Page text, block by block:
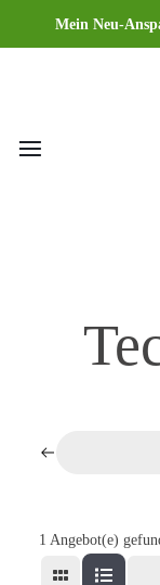
Mein Neu-
1 Angebot(e)